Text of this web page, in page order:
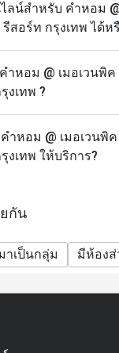
ลน์สำหรับ คำหอม
รีสอร์ท กรุงเทพ ได้ห
ำหอม @ เมอเวนพิค
งเทพ ?
ำหอม @ เมอเวนพิค
งเทพ ให้บริการ?
กัน
าเป็นกลุ่ม มีห้อง